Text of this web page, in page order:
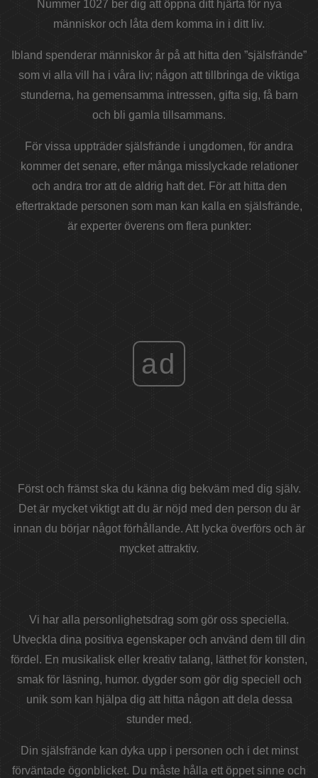
Nummer 1027 ber dig att öppna ditt hjärta för nya
människor och låta dem komma in i ditt liv.
Ibland spenderar människor år på att hitta den ”själsfrände”
som vi alla vill ha i våra liv; någon att tillbringa de viktiga
stunderna, ha gemensamma intressen, gifta sig, få barn
och bli gamla tillsammans.
För vissa uppträder själsfrände i ungdomen, för andra
kommer det senare, efter många misslyckade relationer
och andra tror att de aldrig haft det. För att hitta den
eftertraktade personen som man kan kalla en själsfrände,
är experter överens om flera punkter:
ad
Först och främst ska du känna dig bekväm med dig själv.
Det är mycket viktigt att du är nöjd med den person du är
innan du börjar något förhållande. Att lycka överförs och är
mycket attraktiv.
Vi har alla personlighetsdrag som gör oss speciella.
Utveckla dina positiva egenskaper och använd dem till din
fördel. En musikalisk eller kreativ talang, lätthet för konsten,
smak för läsning, humor. dygder som gör dig speciell och
unik som kan hjälpa dig att hitta någon att dela dessa
stunder med.
Din själsfrände kan dyka upp i personen och i det minst
förväntade ögonblicket. Du måste hålla ett öppet sinne och